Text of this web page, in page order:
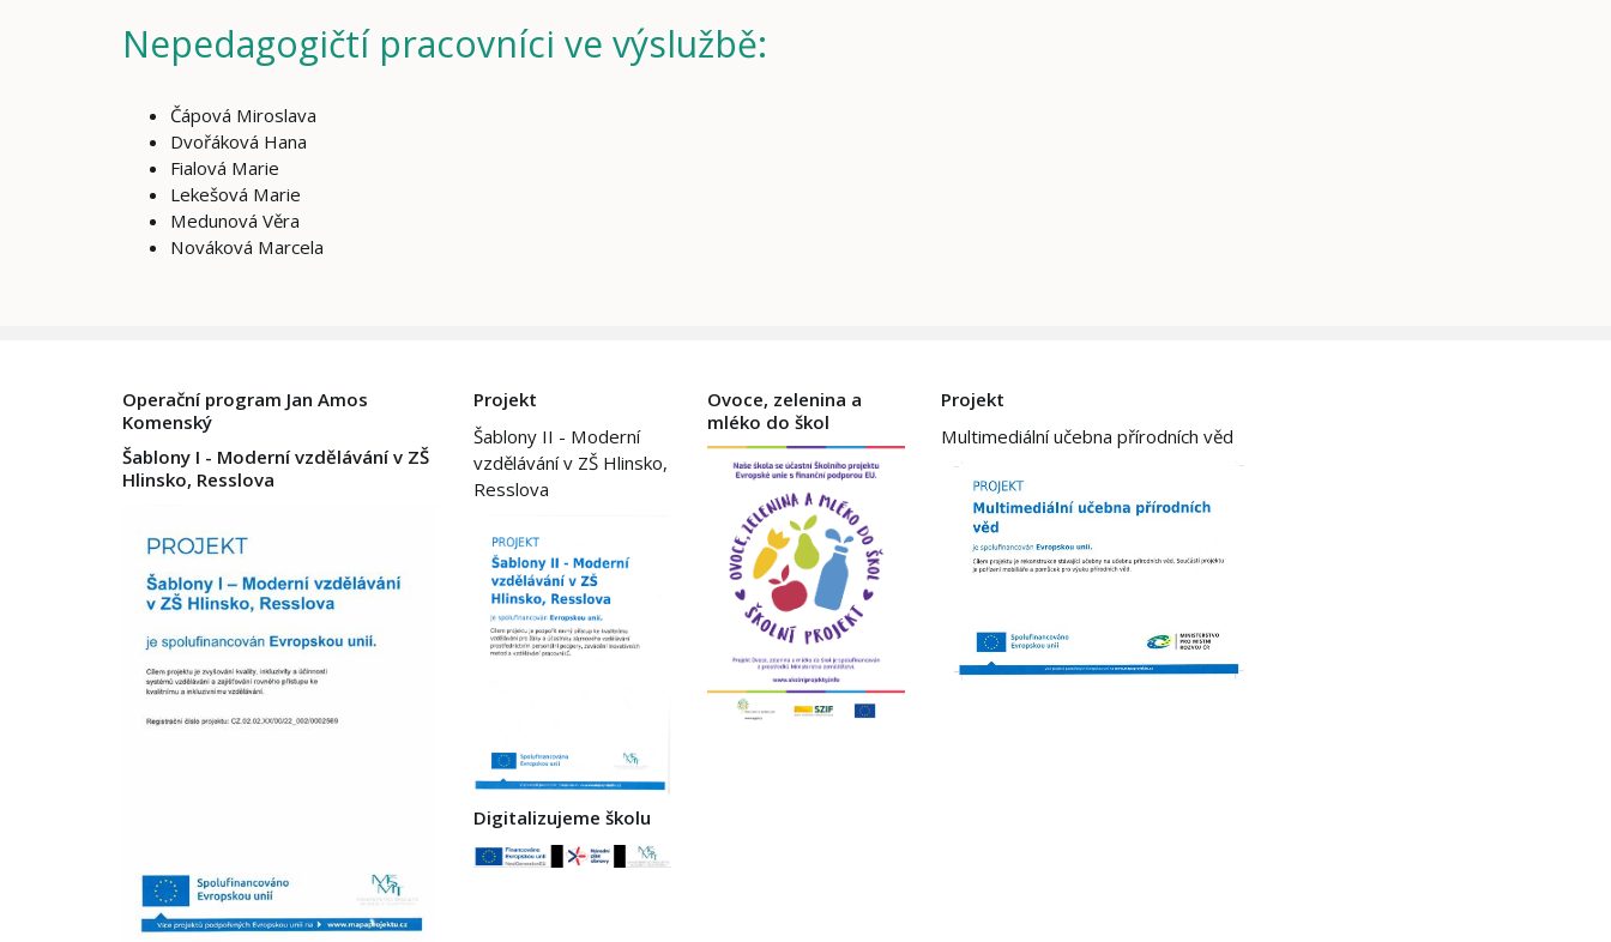
Nepedagogičtí pracovníci ve výslužbě:
Čápová Miroslava
Dvořáková Hana
Fialová Marie
Lekešová Marie
Medunová Věra
Nováková Marcela
Operační program Jan Amos
Komenský
Šablony I - Moderní vzdělávání v ZŠ
Hlinsko, Resslova
Projekt
Šablony II - Moderní
vzdělávání v ZŠ Hlinsko,
Resslova
Digitalizujeme školu
Ovoce, zelenina a
mléko do škol
Projekt
Multimediální učebna přírodních věd